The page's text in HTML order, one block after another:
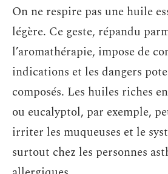
On ne respire pas une huile
légère. Ce geste, répandu
l’aromathérapie, impose de
indications et les dangers
composés. Les huiles riches
ou eucalyptol, par exemple,
irriter les muqueuses et le
surtout chez les personnes